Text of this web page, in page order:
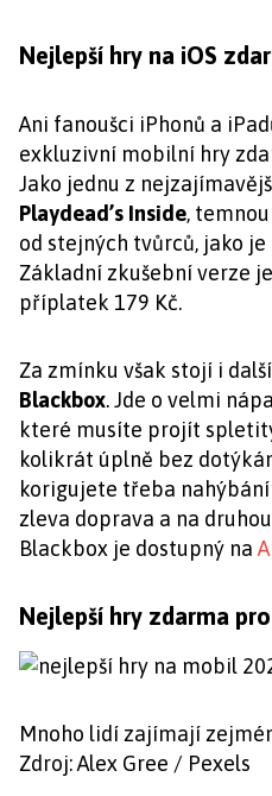
Nejlepší hry na iOS
Ani fanoušci iPhonů a
exkluzivní mobilní hry
Jako jednu z
Playdead’s Inside,
od stejných tvůrců, jako
Základní zkušební verze je
příplatek 179 Kč.
Za zmínku však stojí i
Blackbox. Jde o velmi
které musíte projít
kolikrát úplně bez
korigujete třeba
zleva doprava a na
Blackbox je dostupný na
Nejlepší hry zdarma
Mnoho lidí zajímají
Zdroj: Alex Gree / Pexels